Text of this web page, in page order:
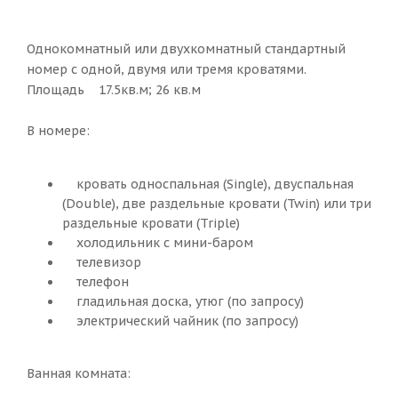
Однокомнатный или двухкомнатный стандартный
номер с одной, двумя или тремя кроватями.
Площадь 17.5кв.м; 26 кв.м
В номере:
кровать односпальная (Single), двуспальная
(Double), две раздельные кровати (Twin) или три
раздельные кровати (Triple)
холодильник с мини-баром
телевизор
телефон
гладильная доска, утюг (по запросу)
электрический чайник (по запросу)
Ванная комната: